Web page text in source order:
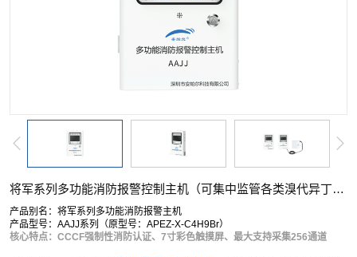
将军系列多功能消防报警控制主机（可集中监管各类溴代异丁烷检测仪）
产品别名：将军系列多功能消防报警主机
产品型号：AAJJ系列（原型号：APEZ-X-C4H9Br）
核心特点：CCCF强制性消防认证、7寸彩色触摸屏、最大支持采集256通道